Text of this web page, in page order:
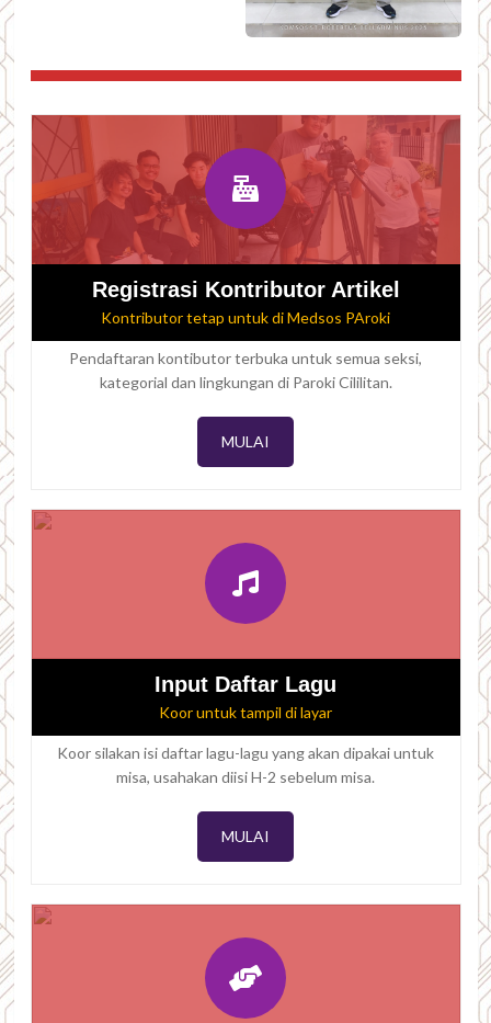
Registrasi Kontributor Artikel
Kontributor tetap untuk di Medsos PAroki
Pendaftaran kontibutor terbuka untuk semua seksi,
kategorial dan lingkungan di Paroki Cililitan.
MULAI
Input Daftar Lagu
Koor untuk tampil di layar
Koor silakan isi daftar lagu-lagu yang akan dipakai untuk
misa, usahakan diisi H-2 sebelum misa.
MULAI